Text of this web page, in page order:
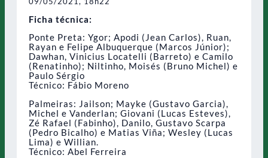
Ficha técnica:
Ponte Preta: Ygor; Apodi (Jean Carlos), Ruan,
Rayan e Felipe Albuquerque (Marcos Júnior);
Dawhan, Vinicius Locatelli (Barreto) e Camilo
(Renatinho); Niltinho, Moisés (Bruno Michel) e
Paulo Sérgio
Técnico: Fábio Moreno
Palmeiras: Jailson; Mayke (Gustavo Garcia),
Michel e Vanderlan; Giovani (Lucas Esteves),
Zé Rafael (Fabinho), Danilo, Gustavo Scarpa
(Pedro Bicalho) e Matias Viña; Wesley (Lucas
Lima) e Willian.
Técnico: Abel Ferreira